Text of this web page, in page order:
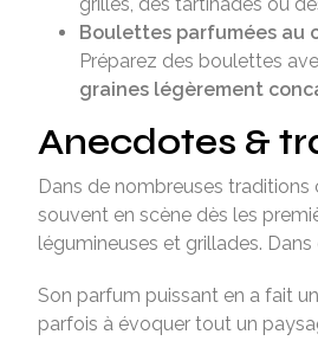
Boulettes parfumées au
Préparez des boulettes
graines légèrement
Anecdotes &
Dans de nombreuses traditions
souvent en scène dès les
légumineuses et grillades.
Son parfum puissant en a fait
parfois à évoquer tout un